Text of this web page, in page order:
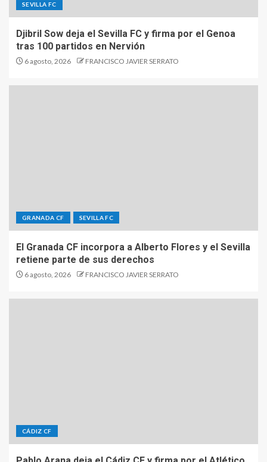
SEVILLA FC
Djibril Sow deja el Sevilla FC y firma por el Genoa
tras 100 partidos en Nervión
6 agosto, 2026 FRANCISCO JAVIER SERRATO
GRANADA CF SEVILLA FC
El Granada CF incorpora a Alberto Flores y el Sevilla
retiene parte de sus derechos
6 agosto, 2026 FRANCISCO JAVIER SERRATO
CÁDIZ CF